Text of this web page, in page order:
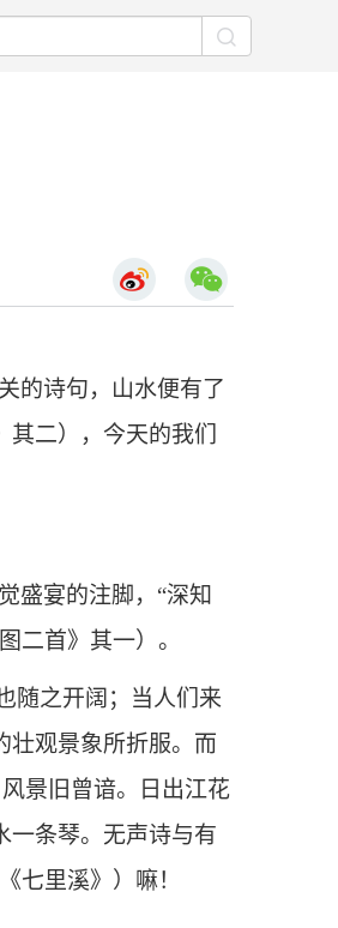
的诗句，山水便有了
二），今天的我们
盛宴的注脚，“深知
二首》其一）。
随之开阔；当人们来
壮观景象所折服。而
景旧曾谙。日出江花
一条琴。无声诗与有
七里溪》）嘛！